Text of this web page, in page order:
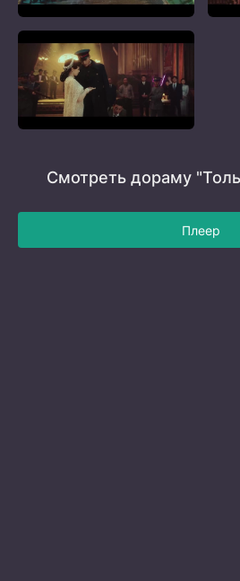
Смотреть дораму
Плеер